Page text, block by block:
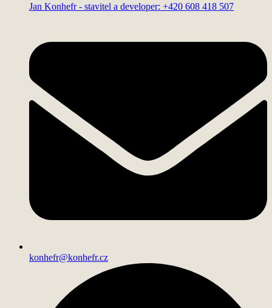
Jan Konhefr - stavitel a developer: +420 608 418 507
konhefr@konhefr.cz